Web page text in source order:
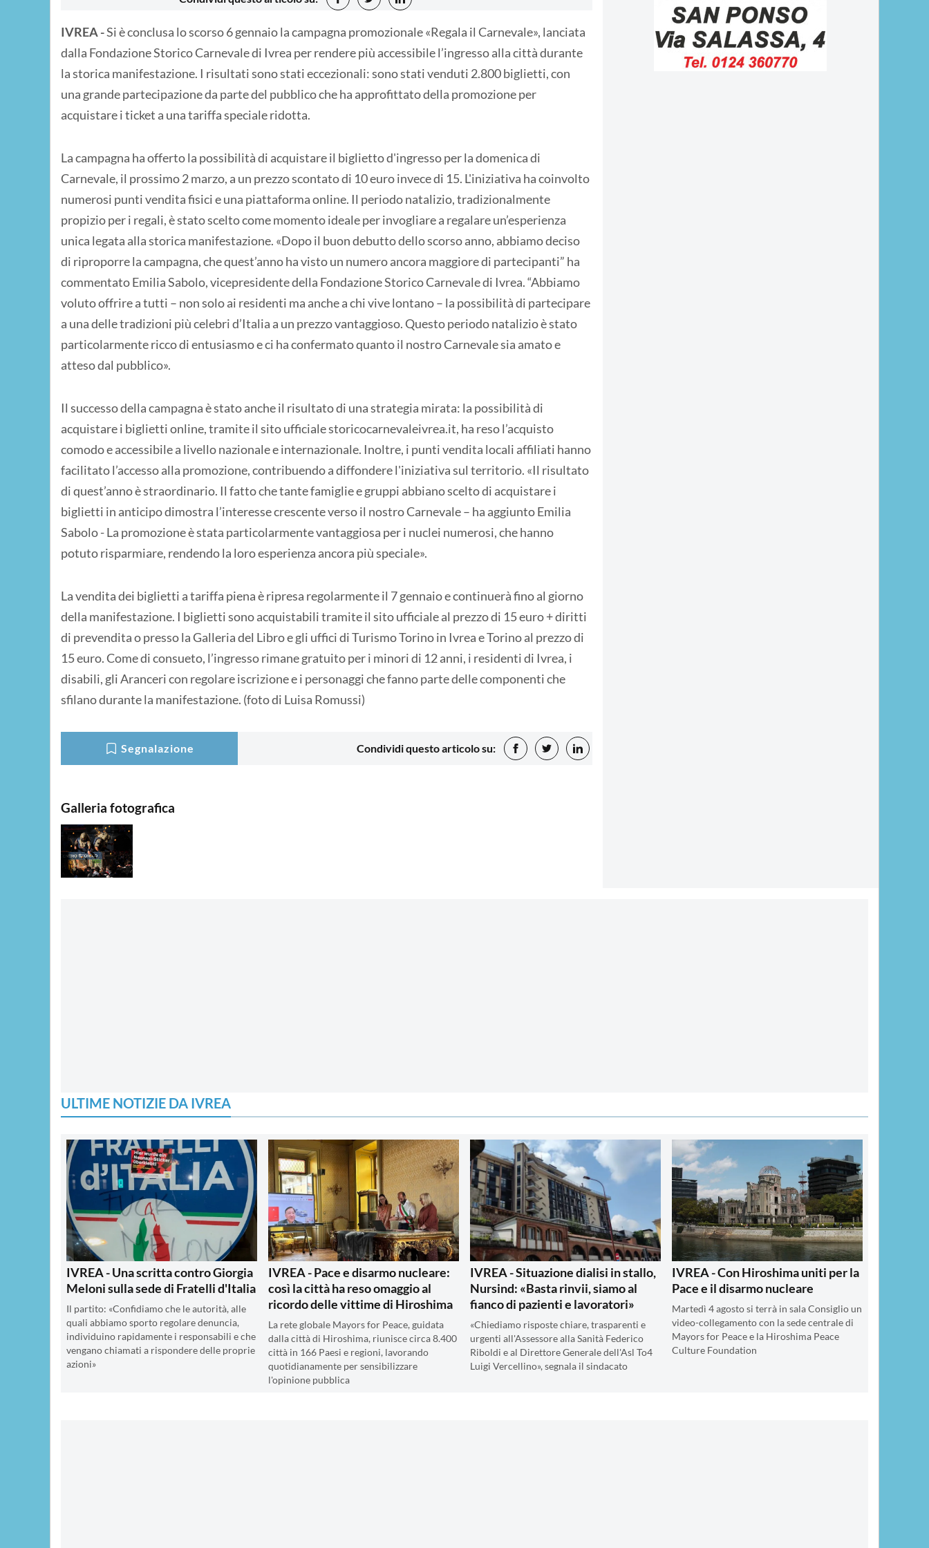
IVREA -Si è conclusa lo scorso 6 gennaio la campagna promozionale «Regala il Carnevale», lanciata
dalla Fondazione Storico Carnevale di Ivrea per rendere più accessibile l’ingresso alla città durante
la storica manifestazione. I risultati sono stati eccezionali: sono stati venduti 2.800 biglietti, con
una grande partecipazione da parte del pubblico che ha approfittato della promozione per
acquistare i ticket a una tariffa speciale ridotta.
La campagna ha offerto la possibilità di acquistare il biglietto d'ingresso per la domenica di
Carnevale, il prossimo 2 marzo, a un prezzo scontato di 10 euro invece di 15. L'iniziativa ha coinvolto
numerosi punti vendita fisici e una piattaforma online. Il periodo natalizio, tradizionalmente
propizio per i regali, è stato scelto come momento ideale per invogliare a regalare un’esperienza
unica legata alla storica manifestazione. «Dopo il buon debutto dello scorso anno, abbiamo deciso
di riproporre la campagna, che quest’anno ha visto un numero ancora maggiore di partecipanti” ha
commentato Emilia Sabolo, vicepresidente della Fondazione Storico Carnevale di Ivrea. “Abbiamo
voluto offrire a tutti – non solo ai residenti ma anche a chi vive lontano – la possibilità di partecipare
a una delle tradizioni più celebri d’Italia a un prezzo vantaggioso. Questo periodo natalizio è stato
particolarmente ricco di entusiasmo e ci ha confermato quanto il nostro Carnevale sia amato e
atteso dal pubblico».
Il successo della campagna è stato anche il risultato di una strategia mirata: la possibilità di
acquistare i biglietti online, tramite il sito ufficiale storicocarnevaleivrea.it, ha reso l’acquisto
comodo e accessibile a livello nazionale e internazionale. Inoltre, i punti vendita locali affiliati hanno
facilitato l’accesso alla promozione, contribuendo a diffondere l'iniziativa sul territorio. «Il risultato
di quest’anno è straordinario. Il fatto che tante famiglie e gruppi abbiano scelto di acquistare i
biglietti in anticipo dimostra l’interesse crescente verso il nostro Carnevale – ha aggiunto Emilia
Sabolo - La promozione è stata particolarmente vantaggiosa per i nuclei numerosi, che hanno
potuto risparmiare, rendendo la loro esperienza ancora più speciale».
La vendita dei biglietti a tariffa piena è ripresa regolarmente il 7 gennaio e continuerà fino al giorno
della manifestazione. I biglietti sono acquistabili tramite il sito ufficiale al prezzo di 15 euro + diritti
di prevendita o presso la Galleria del Libro e gli uffici di Turismo Torino in Ivrea e Torino al prezzo di
15 euro. Come di consueto, l’ingresso rimane gratuito per i minori di 12 anni, i residenti di Ivrea, i
disabili, gli Aranceri con regolare iscrizione e i personaggi che fanno parte delle componenti che
sfilano durante la manifestazione. (foto di Luisa Romussi)
Segnalazione Condividi questo articolo su:
Galleria fotografica
ULTIME NOTIZIE DA IVREA
IVREA - Una scritta contro Giorgia
Meloni sulla sede di Fratelli d'Italia
Il partito: «Confidiamo che le autorità, alle
quali abbiamo sporto regolare denuncia,
individuino rapidamente i responsabili e che
vengano chiamati a rispondere delle proprie
azioni»
IVREA - Pace e disarmo nucleare:
così la città ha reso omaggio al
ricordo delle vittime di Hiroshima
La rete globale Mayors for Peace, guidata
dalla città di Hiroshima, riunisce circa 8.400
città in 166 Paesi e regioni, lavorando
quotidianamente per sensibilizzare
l'opinione pubblica
IVREA - Situazione dialisi in stallo,
Nursind: «Basta rinvii, siamo al
fianco di pazienti e lavoratori»
«Chiediamo risposte chiare, trasparenti e
urgenti all'Assessore alla Sanità Federico
Riboldi e al Direttore Generale dell'Asl To4
Luigi Vercellino», segnala il sindacato
IVREA - Con Hiroshima uniti per la
Pace e il disarmo nucleare
Martedì 4 agosto si terrà in sala Consiglio un
video-collegamento con la sede centrale di
Mayors for Peace e la Hiroshima Peace
Culture Foundation